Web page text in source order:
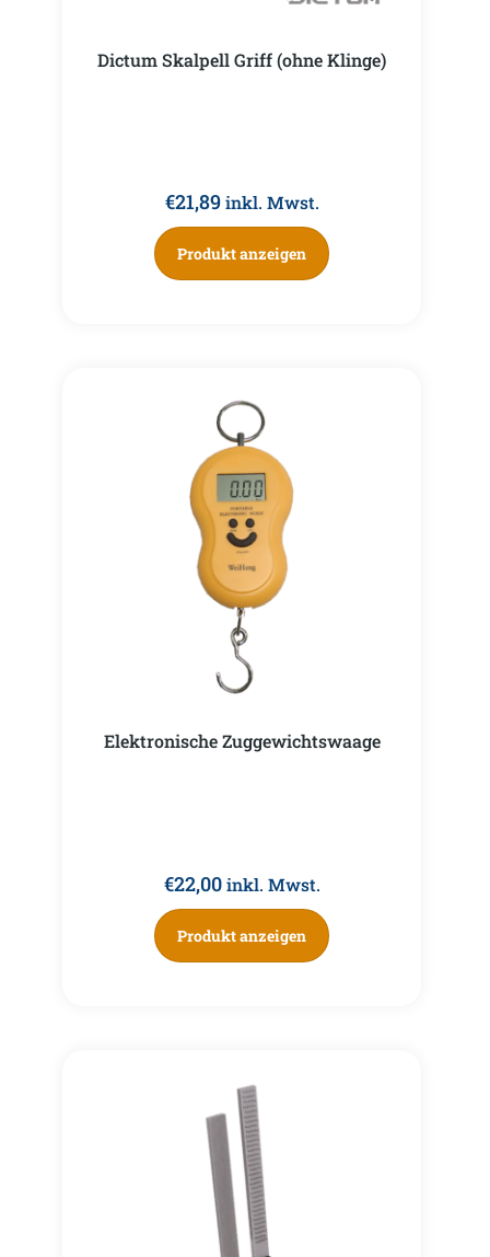
Dictum Skalpell Griff (ohne Klinge)
€21,89 inkl. Mwst.
Produkt anzeigen
Elektronische Zuggewichtswaage
€22,00 inkl. Mwst.
Produkt anzeigen